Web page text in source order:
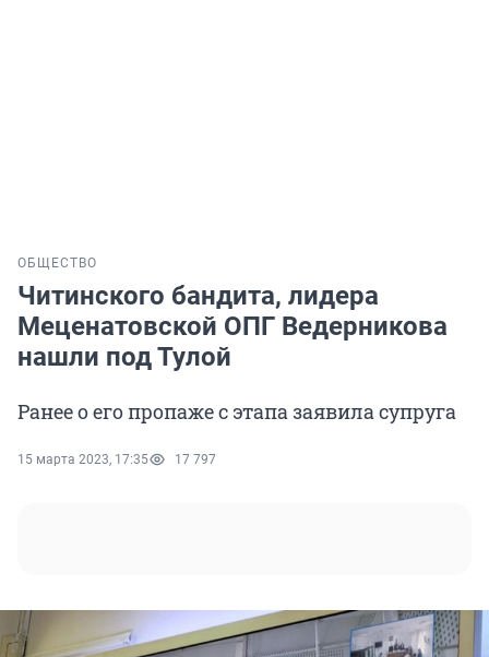
ОБЩЕСТВО
Читинского бандита, лидера
Меценатовской ОПГ Ведерникова
нашли под Тулой
Ранее о его пропаже с этапа заявила супруга
15 марта 2023, 17:35 17 797